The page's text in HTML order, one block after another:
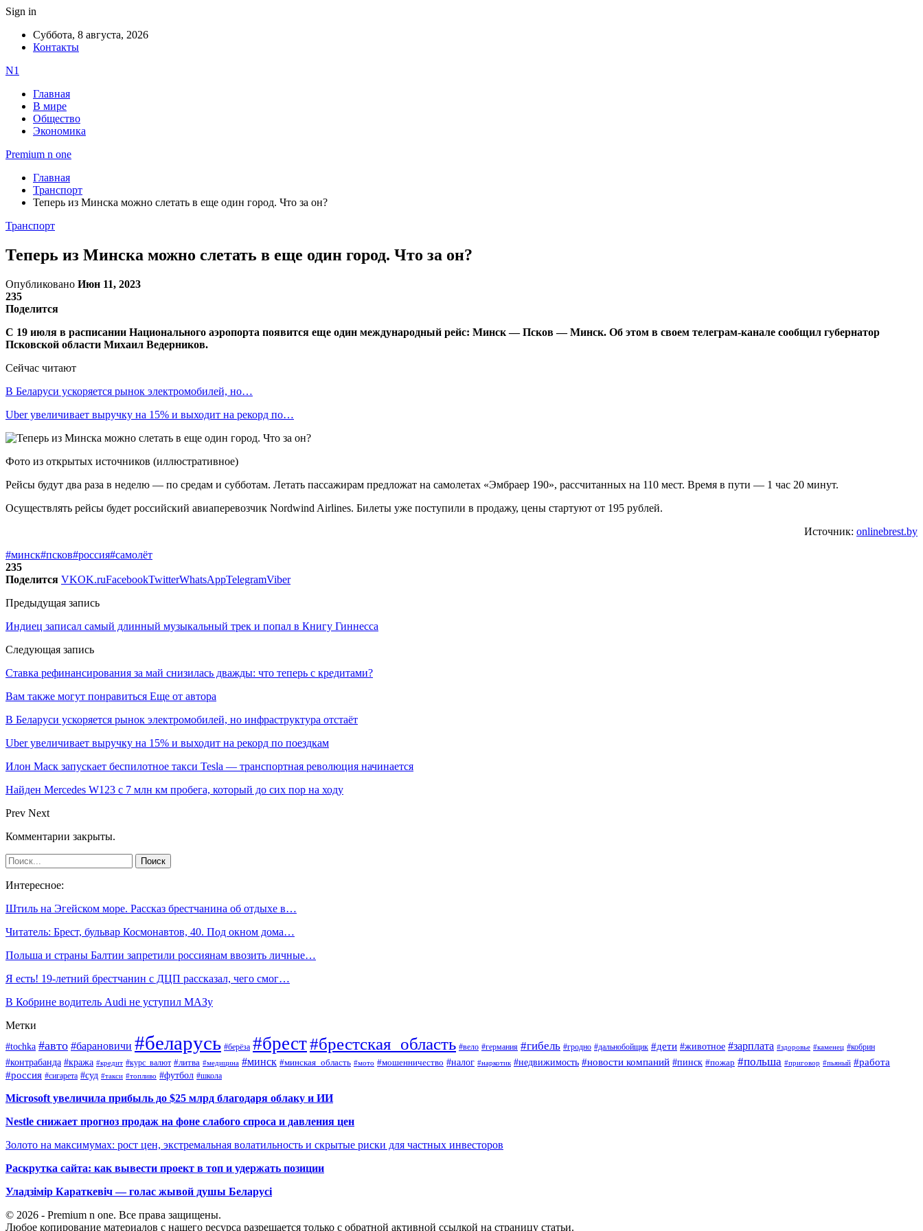
Sign in
Суббота, 8 августа, 2026
Контакты
N1
Главная
В мире
Общество
Экономика
Premium n one
Главная
Транспорт
Теперь из Минска можно слетать в еще один город. Что за он?
Транспорт
Теперь из Минска можно слетать в еще один город. Что за он?
Опубликовано Июн 11, 2023
235
Поделится
С 19 июля в расписании Национального аэропорта появится еще один международный рейс: Минск — Псков — Минск. Об этом в своем телеграм-канале сообщил губернатор
Псковской области Михаил Ведерников.
Сейчас читают
В Беларуси ускоряется рынок электромобилей, но…
Uber увеличивает выручку на 15% и выходит на рекорд по…
Фото из открытых источников (иллюстративное)
Рейсы будут два раза в неделю — по средам и субботам. Летать пассажирам предложат на самолетах «Эмбраер 190», рассчитанных на 110 мест. Время в пути — 1 час 20 минут.
Осуществлять рейсы будет российский авиаперевозчик Nordwind Airlines. Билеты уже поступили в продажу, цены стартуют от 195 рублей.
Источник: onlinebrest.by
#минск#псков#россия#самолёт
235
Поделится VKOK.ruFacebookTwitterWhatsAppTelegramViber
Предыдущая запись
Индиец записал самый длинный музыкальный трек и попал в Книгу Гиннесса
Следующая запись
Ставка рефинансирования за май снизилась дважды: что теперь с кредитами?
Вам также могут понравиться Еще от автора
В Беларуси ускоряется рынок электромобилей, но инфраструктура отстаёт
Uber увеличивает выручку на 15% и выходит на рекорд по поездкам
Илон Маск запускает беспилотное такси Tesla — транспортная революция начинается
Найден Mercedes W123 с 7 млн км пробега, который до сих пор на ходу
Prev Next
Комментарии закрыты.
Интересное:
Штиль на Эгейском море. Рассказ брестчанина об отдыхе в…
Читатель: Брест, бульвар Космонавтов, 40. Под окном дома…
Польша и страны Балтии запретили россиянам ввозить личные…
Я есть! 19-летний брестчанин с ДЦП рассказал, чего смог…
В Кобрине водитель Audi не уступил МАЗу
Метки
#tochka #авто #барановичи #беларусь #берёза #брест#брестская_область #вело #германия #гибель #гродно #дальнобойщик #дети #животное #зарплата #здоровье #каменец #кобрин
#контрабанда #кража #кредит #курс_валют #литва #медицина #минск #минская_область #мото #мошенничество #налог #наркотик #недвижимость #новости компаний #пинск #пожар #польша #приговор #пьяный #работа
#россия #сигарета #суд #такси #топливо #футбол #школа
Microsoft увеличила прибыль до $25 млрд благодаря облаку и ИИ
Nestle снижает прогноз продаж на фоне слабого спроса и давления цен
Золото на максимумах: рост цен, экстремальная волатильность и скрытые риски для частных инвесторов
Раскрутка сайта: как вывести проект в топ и удержать позиции
Уладзімір Караткевіч — голас жывой душы Беларусі
© 2026 - Premium n one. Все права защищены.
Любое копирование материалов с нашего ресурса разрешается только с обратной активной ссылкой на страницу статьи.